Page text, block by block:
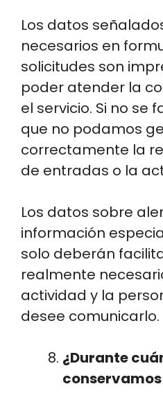
Los datos
necesarios en
solicitudes son
poder atender la
el servicio. Si no se
que no podamos
correctamente la
de entradas o la
Los datos sobre
información
solo deberán
realmente
actividad y la
desee comunicarlo.
¿Durante